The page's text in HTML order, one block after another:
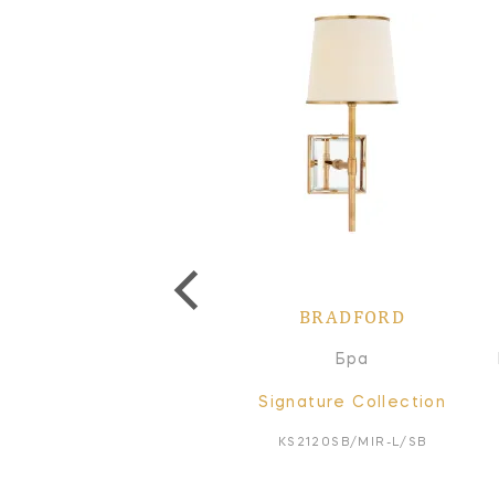
BRADFORD
Бра
Signature Collection
KS2120SB/MIR-L/SB